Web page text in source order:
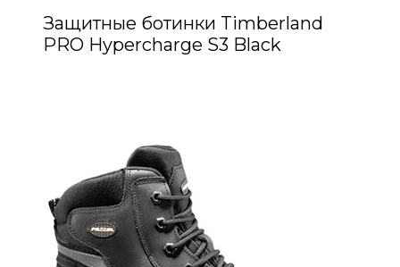
Защитные ботинки Timberland
PRO Hypercharge S3 Black